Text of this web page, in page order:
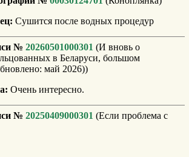
Сушится после водных процедур
№ 20260501000301 (И вновь о
в Беларуси, большом
май 2026))
Очень интересно.
№ 20250409000301 (Если проблема с